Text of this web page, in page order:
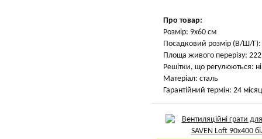
Про товар:
Розмір: 9х60 см
Посадковий розмір (В/Ш/Г):
Площа живого перерізу:
Решітки, що регулюються: ні
Матеріал: сталь
Гарантійний термін: 24